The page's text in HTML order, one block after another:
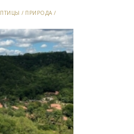
ПТИЦЫ / ПРИРОДА /